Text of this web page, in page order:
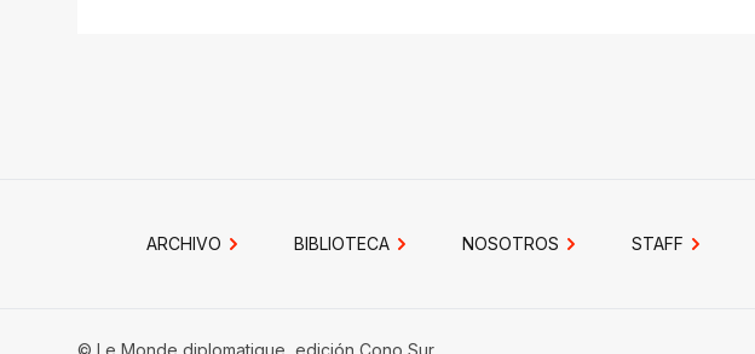
ARCHIVO BIBLIOTECA NOSOTROS STAFF